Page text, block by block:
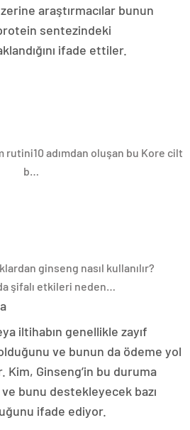
araştırmacılar bunun
sentezindeki
ifade ettiler.
rutini10 adımdan oluşan bu Kore cilt
b…
ginseng nasıl kullanılır?
şifalı etkileri neden…
iltihabın genellikle zayıf
ve bunun da ödeme yol
Ginseng’in bu duruma
bunu destekleyecek bazı
ifade ediyor.